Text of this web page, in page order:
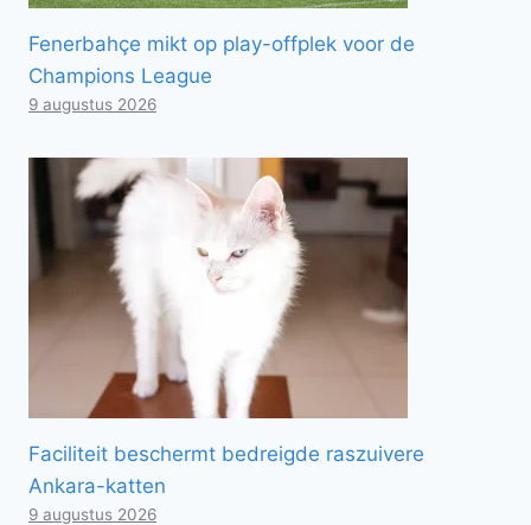
Fenerbahçe mikt op play-offplek voor de
Champions League
9 augustus 2026
Faciliteit beschermt bedreigde raszuivere
Ankara-katten
9 augustus 2026